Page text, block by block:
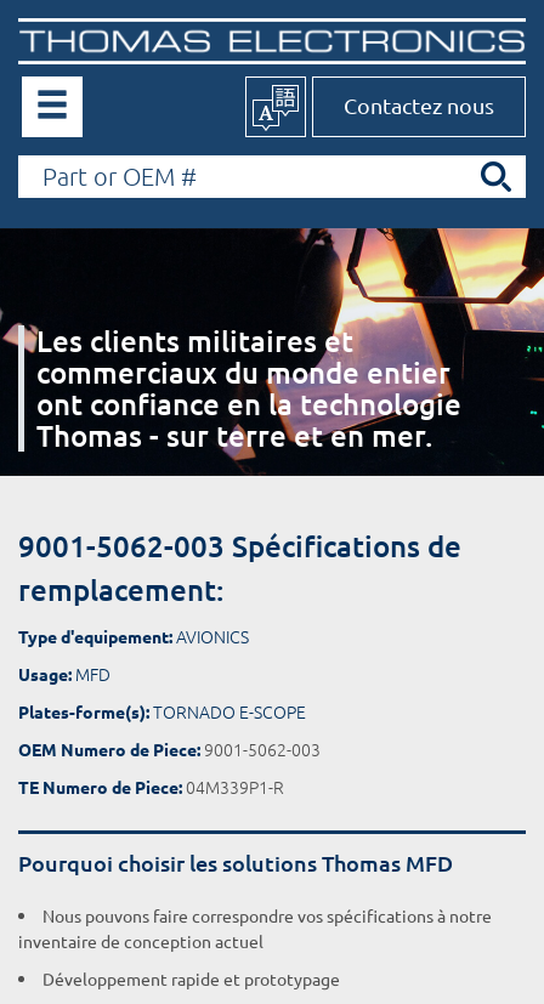
Contactez nous
Les clients militaires et
commerciaux du monde entier
ont confiance en la technologie
Thomas - sur terre et en mer.
9001-5062-003 Spécifications de
remplacement:
Type d'equipement:AVIONICS
Usage: MFD
Plates-forme(s):TORNADO E-SCOPE
OEM Numero de Piece: 9001-5062-003
TE Numero de Piece:04M339P1-R
Pourquoi choisir les solutions Thomas MFD
Nous pouvons faire correspondre vos spécifications à notre
inventaire de conception actuel
Développement rapide et prototypage